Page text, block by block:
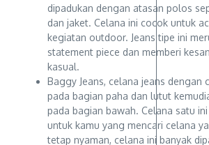
dipadukan dengan atasan polos
dan jaket. Celana ini cocok untuk
kegiatan outdoor. Jeans tipe ini
statement piece dan memberi
kasual.
Baggy Jeans, celana jeans
pada bagian paha dan lutut
pada bagian bawah. Celana satu
untuk kamu yang mencari celana
tetap nyaman, celana ini banyak